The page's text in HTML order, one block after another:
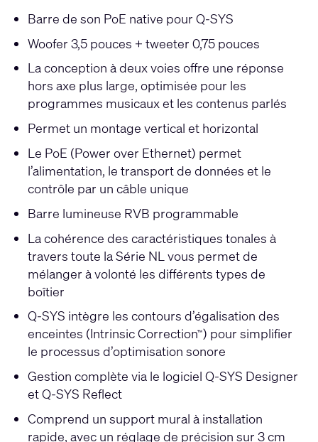
Barre de son PoE native pour Q-SYS
Woofer 3,5 pouces + tweeter 0,75 pouces
La conception à deux voies offre une réponse
hors axe plus large, optimisée pour les
programmes musicaux et les contenus parlés
Permet un montage vertical et horizontal
Le PoE (Power over Ethernet) permet
l’alimentation, le transport de données et le
contrôle par un câble unique
Barre lumineuse RVB programmable
La cohérence des caractéristiques tonales à
travers toute la Série NL vous permet de
mélanger à volonté les différents types de
boîtier
Q-SYS intègre les contours d’égalisation des
enceintes (Intrinsic Correction™) pour simplifier
le processus d’optimisation sonore
Gestion complète via le logiciel Q-SYS Designer
et Q-SYS Reflect
Comprend un support mural à installation
rapide, avec un réglage de précision sur 3 cm